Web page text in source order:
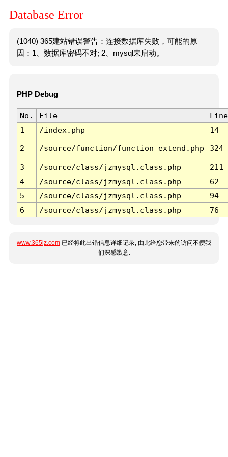
Database Error
(1040) 365建站错误警告：连接数据库失败，可能的原
因：1、数据库密码不对; 2、mysql未启动。
PHP Debug
No. File
Line
1
/index.php 14
2 /source/function/function_extend.php 324
3 /source/class/jzmysql.class.php
211
4
/source/class/jzmysql.class.php
62
5
/source/class/jzmysql.class.php
94
6
/source/class/jzmysql.class.php 76
www.365jz.com 已经将此出错信息详细记录, 由此给您带来的访问不便我
们深感歉意.